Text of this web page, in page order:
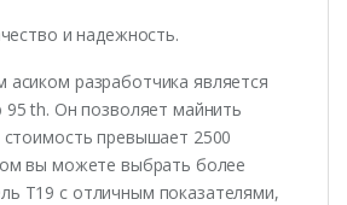
и надежность.
разработчика является
th. Он позволяет майнить
превышает 2500
вы можете выбрать более
Т19 с отличным показателями,